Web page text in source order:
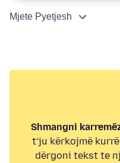
Mjete Pyetjesh
Shmangni
t’ju kërkojmë
dërgoni tekst te